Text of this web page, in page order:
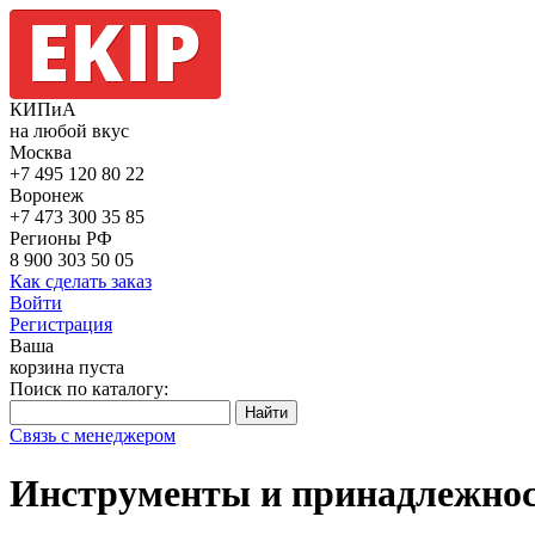
КИПиА
на любой вкус
Москва
+7 495 120 80 22
Воронеж
+7 473 300 35 85
Регионы РФ
8 900 303 50 05
Как сделать заказ
Войти
Регистрация
Ваша
корзина пуста
Поиск по каталогу:
Связь с менеджером
Инструменты и